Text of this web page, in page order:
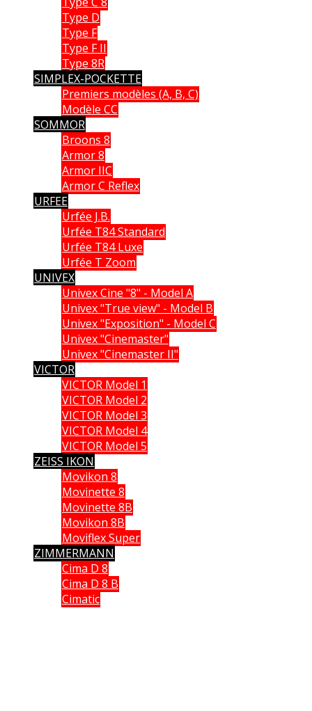
Type D
Type F
Type F II
Type 8R
SIMPLEX-POCKETTE
Premiers modèles (A, B, C)
Modèle CC
SOMMOR
Broons 8
Armor 8
Armor IIC
Armor C Reflex
URFEE
Urfée J.B.
Urfée T84 Standard
Urfée T84 Luxe
Urfée T Zoom
UNIVEX
Univex Cine "8" - Model A
Univex "True view" - Model B
Univex "Exposition" - Model C
Univex "Cinemaster"
Univex "Cinemaster II"
VICTOR
VICTOR Model 1
VICTOR Model 2
VICTOR Model 3
VICTOR Model 4
VICTOR Model 5
ZEISS IKON
Movikon 8
Movinette 8
Movinette 8B
Movikon 8B
Moviflex Super
ZIMMERMANN
Cima D 8
Cima D 8 B
Cimatic